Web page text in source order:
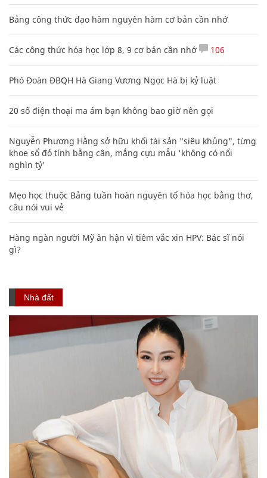
Bảng công thức đạo hàm nguyên hàm cơ bản cần nhớ
Các công thức hóa học lớp 8, 9 cơ bản cần nhớ 106
Phó Đoàn ĐBQH Hà Giang Vương Ngọc Hà bị kỷ luật
20 số điện thoại ma ám bạn không bao giờ nên gọi
Nguyễn Phương Hằng sở hữu khối tài sản "siêu khủng", từng
khoe sổ đỏ tính bằng cân, mắng cựu mẫu 'không có nổi
nghìn tỷ'
Mẹo học thuộc Bảng tuần hoàn nguyên tố hóa học bằng thơ,
câu nói vui vẻ
Hàng ngàn người Mỹ ân hận vì tiêm vắc xin HPV: Bác sĩ nói
gì?
Nhà đất